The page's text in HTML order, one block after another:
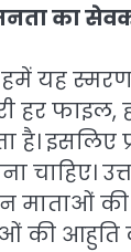
का
यह
फाइल,
है।
चाहिए।
माताओं
की आहुति